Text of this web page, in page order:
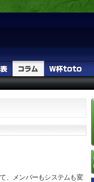
、メンバーもシステムも変